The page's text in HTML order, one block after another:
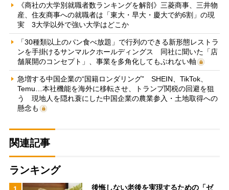
《商社の大学別就職者数ランキングを解剖》三菱商事、三井物
産、住友商事への就職者は「東大・早大・慶大で約6割」の現
実 3大学以外で強い大学はどこか
「30種類以上のパン食べ放題」で行列のできる新形態レストラ
ンを手掛けるサンマルクホールディングス 同社に聞いた「店
舗展開のコンセプト」、事業を多角化してもぶれない軸
急増する中国企業の“国籍ロンダリング” SHEIN、TikTok、
Temu…本社機能を海外に移転させ、トランプ関税の回避を狙
う 現地人を隠れ蓑にした中国企業の農業参入・土地取得への
懸念も
関連記事
ランキング
後悔しない老後を実現するための「ゼ